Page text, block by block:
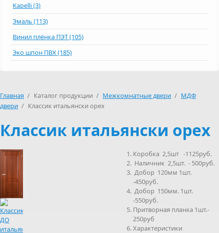
Kapelli (3)
Эмаль (113)
Винил плёнка ПЭТ (105)
Эко шпон ПВХ (185)
Главная / Каталог продукции / Межкомнатные двери / МДФ
двери / Классик итальянски орех
Классик итальянски орех
Коробка 2,5шт -1125руб.
Наличник 2,5шт. - 500руб.
Добор 120мм 1шт.
-450руб.
Добор 150мм. 1шт.
-550руб.
Притворная планка 1шт.-
250руб
Характеристики